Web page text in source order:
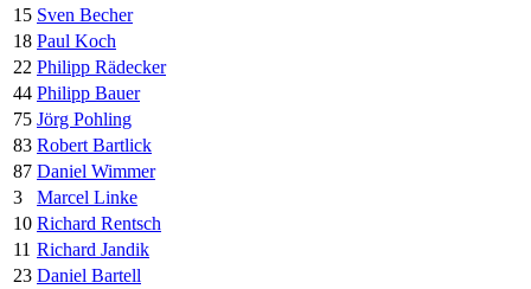
15 Sven Becher
18 Paul Koch
22 Philipp Rädecker
44 Philipp Bauer
75 Jörg Pohling
83 Robert Bartlick
87 Daniel Wimmer
3
Marcel Linke
10 Richard Rentsch
11 Richard Jandik
23 Daniel Bartell